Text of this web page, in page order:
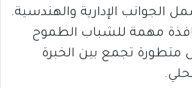
الجوانب الإدارية والهندسية.
مهمة للشباب الطموح
متطورة تجمع بين الخبرة